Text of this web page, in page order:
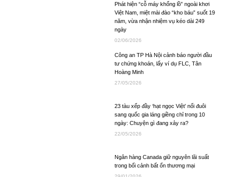
Phát hiện “cỗ máy khổng lồ” ngoài khơi
Việt Nam, miệt mài đào “kho báu” suốt 19
năm, vừa nhận nhiệm vụ kéo dài 249
ngày
02/06/2026
Công an TP Hà Nội cảnh báo người đầu
tư chứng khoán, lấy ví dụ FLC, Tân
Hoàng Minh
27/05/2026
23 tàu xếp đầy ‘hạt ngọc Việt’ nối đuôi
sang quốc gia láng giềng chỉ trong 10
ngày: Chuyện gì đang xảy ra?
22/05/2026
Ngân hàng Canada giữ nguyên lãi suất
trong bối cảnh bất ổn thương mại